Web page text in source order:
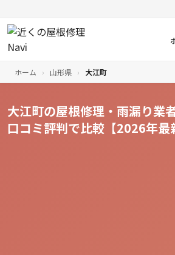
ホーム › 山形県 › 大江町
大江町の屋根修理・雨漏り業
口コミ評判で比較【2026年最